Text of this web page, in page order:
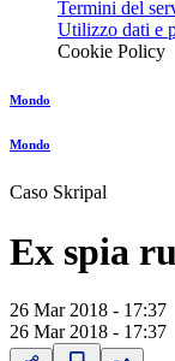
Termini del
Utilizzo dati e
Cookie Policy
Mondo
Mondo
Caso Skripal
Ex spia
26 Mar 2018 - 17:37
26 Mar 2018 - 17:37